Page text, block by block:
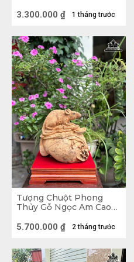
Chuột được xem là loài
Tượng Chuột
1 tháng trước
3.300.000 ₫
Tượng Chuột Phong
Thủy Gỗ Ngọc Am Cao
2 tháng trước
5.700.000 ₫